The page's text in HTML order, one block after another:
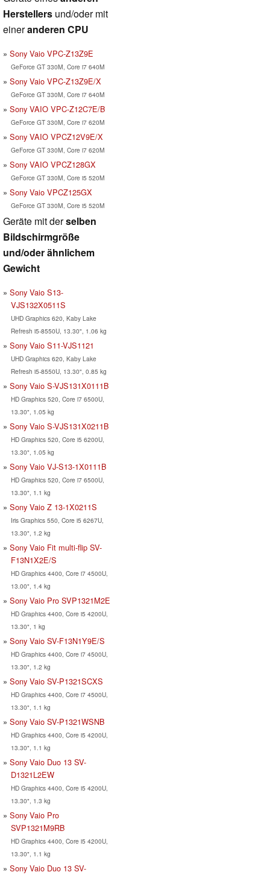
Herstellers und/oder mit
eineranderen CPU
Sony Vaio VPC-Z13Z9E
GeForce GT 330M, Core i7 640M
Sony Vaio VPC-Z13Z9E/X
GeForce GT 330M, Core i7 640M
Sony VAIO VPC-Z12C7E/B
GeForce GT 330M, Core i7 620M
Sony VAIO VPCZ12V9E/X
GeForce GT 330M, Core i7 620M
Sony VAIO VPCZ128GX
GeForce GT 330M, Core i5 520M
Sony Vaio VPCZ125GX
GeForce GT 330M, Core i5 520M
Geräte mit derselben
Bildschirmgröße
und/oder ähnlichem
Gewicht
Sony Vaio S13-
VJS132X0511S
UHD Graphics 620, Kaby Lake
Refresh i5-8550U, 13.30", 1.06 kg
Sony Vaio S11-VJS1121
UHD Graphics 620, Kaby Lake
Refresh i5-8550U, 13.30", 0.85 kg
Sony Vaio S-VJS131X0111B
HD Graphics 520, Core i7 6500U,
13.30", 1.05 kg
Sony Vaio S-VJS131X0211B
HD Graphics 520, Core i5 6200U,
13.30", 1.05 kg
Sony Vaio VJ-S13-1X0111B
HD Graphics 520, Core i7 6500U,
13.30", 1.1 kg
Sony Vaio Z 13-1X0211S
Iris Graphics 550, Core i5 6267U,
13.30", 1.2 kg
Sony Vaio Fit multi-flip SV-
F13N1X2E/S
HD Graphics 4400, Core i7 4500U,
13.00", 1.4 kg
Sony Vaio Pro SVP1321M2E
HD Graphics 4400, Core i5 4200U,
13.30", 1 kg
Sony Vaio SV-F13N1Y9E/S
HD Graphics 4400, Core i7 4500U,
13.30", 1.2 kg
Sony Vaio SV-P1321SCXS
HD Graphics 4400, Core i7 4500U,
13.30", 1.1 kg
Sony Vaio SV-P1321WSNB
HD Graphics 4400, Core i5 4200U,
13.30", 1.1 kg
Sony Vaio Duo 13 SV-
D1321L2EW
HD Graphics 4400, Core i5 4200U,
13.30", 1.3 kg
Sony Vaio Pro
SVP1321M9RB
HD Graphics 4400, Core i5 4200U,
13.30", 1.1 kg
Sony Vaio Duo 13 SV-